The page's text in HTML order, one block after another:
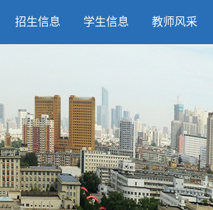
招生信息 学生信息 教师风采